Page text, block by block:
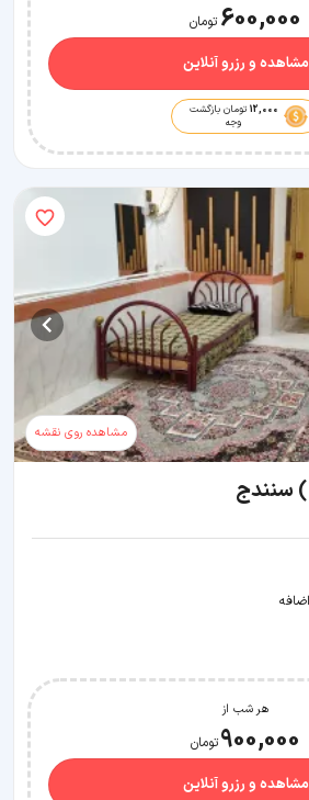
600,000 تومان
مشاهده و رزرو آنلاین
12,000 تومان بازگشت
وجه
مشاهده روی نقشه
هر شب از
900,000تومان
مشاهده و رزرو آنلاین